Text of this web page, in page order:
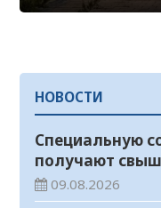
НОВОСТИ
Специальную
получают
занятых во
09.08.2026